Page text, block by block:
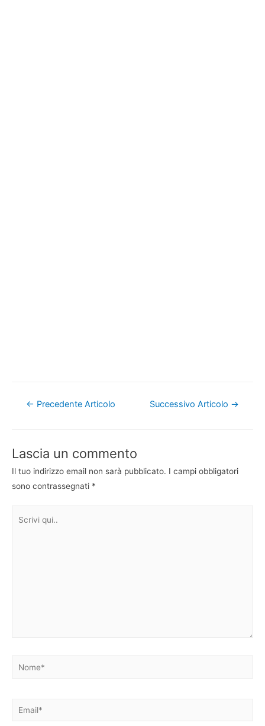
Navigazione
← Precedente Articolo Successivo Articolo →
Lascia un commento
Il tuo indirizzo email non sarà pubblicato. I campi obbligatori
sono contrassegnati *
Nome*
Email*